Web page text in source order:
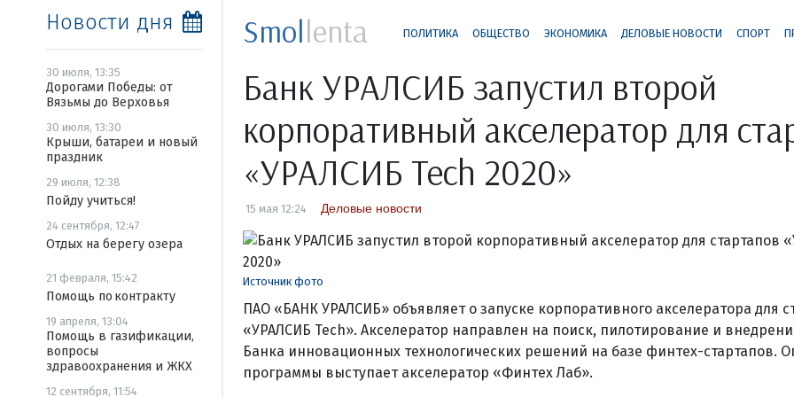
Новости дня
30 июля, 13:35
Дорогами Победы: от
Вязьмы до Верховья
30 июля, 13:30
Крыши, батареи и новый
праздник
29 июля, 12:38
Пойду учиться!
24 сентября, 12:47
Отдых на берегу озера
21 февраля, 15:42
Помощь по контракту
19 апреля, 13:04
Помощь в газификации,
вопросы
здравоохранения и ЖКХ
12 сентября, 11:54
Smollenta ПОЛИТИКА ОБЩЕСТВО ЭКОНОМИКА ДЕЛОВЫЕ НОВОСТИ СПОРТ
Банк УРАЛСИБ запустил второй
корпоративный акселератор для
«УРАЛСИБ Tech 2020»
15 мая 12:24 Деловые новости
Источник фото
ПАО «БАНК УРАЛСИБ» объявляет о запуске корпоративного акселератора для
«УРАЛСИБ Tech». Акселератор направлен на поиск, пилотирование и
Банка инновационных технологических решений на базе финтех-стартапов.
программы выступает акселератор «Финтех Лаб».